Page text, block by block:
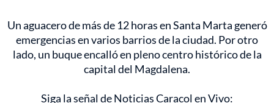
Un aguacero de más de 12 horas en Santa Marta generó
emergencias en varios barrios de la ciudad. Por otro
lado, un buque encalló en pleno centro histórico de la
capital del Magdalena.
Siga la señal de Noticias Caracol en Vivo: